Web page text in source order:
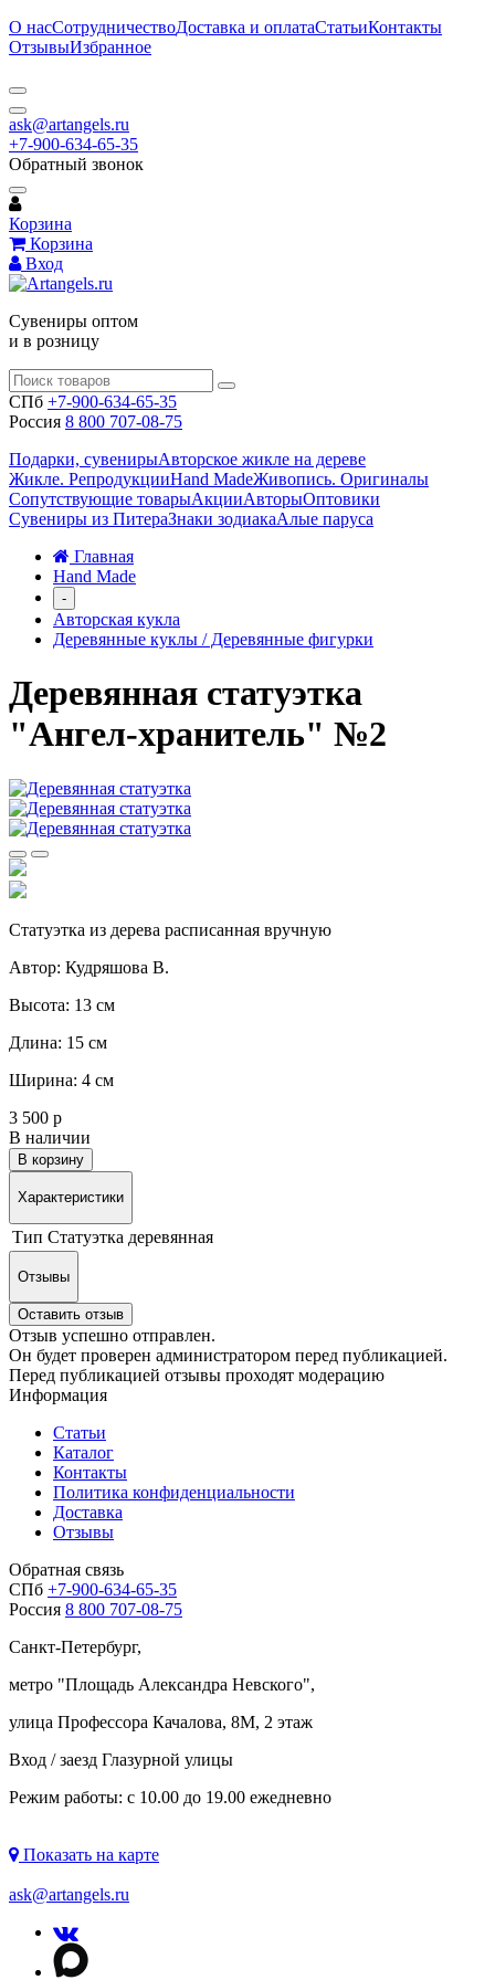
О насСотрудничествоДоставка и оплатаСтатьиКонтакты
ОтзывыИзбранное
ask@artangels.ru
+7-900-634-65-35
Обратный звонок
Корзина
Корзина
Вход
Сувениры оптом
и в розницу
СПб +7-900-634-65-35
Россия 8 800 707-08-75
Подарки, сувенирыАвторское жикле на дереве
Жикле. РепродукцииHand MadeЖивопись. Оригиналы
Сопутствующие товарыАкцииАвторыОптовики
Сувениры из ПитераЗнаки зодиакаАлые паруса
Главная
Hand Made
-
Авторская кукла
Деревянные куклы / Деревянные фигурки
Деревянная статуэтка
"Ангел-хранитель" №2
Статуэтка из дерева расписанная вручную
Автор: Кудряшова В.
Высота: 13 см
Длина: 15 см
Ширина: 4 см
3 500 р
В наличии
В корзину
Характеристики
Тип Статуэтка деревянная
Отзывы
Оставить отзыв
Отзыв успешно отправлен.
Он будет проверен администратором перед публикацией.
Перед публикацией отзывы проходят модерацию
Информация
Статьи
Каталог
Контакты
Политика конфиденциальности
Доставка
Отзывы
Обратная связь
СПб +7-900-634-65-35
Россия 8 800 707-08-75
Санкт-Петербург,
метро "Площадь Александра Невского",
улица Профессора Качалова, 8М, 2 этаж
Вход / заезд Глазурной улицы
Режим работы: с 10.00 до 19.00 ежедневно
Показать на карте
ask@artangels.ru